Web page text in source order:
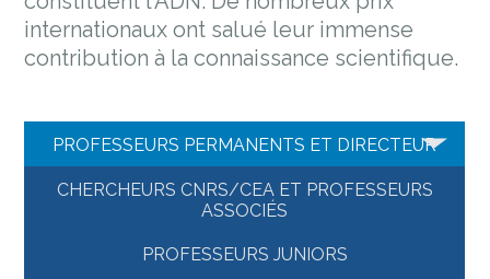
internationaux ont salué leur immense
contribution à la connaissance scientifique.
PROFESSEURS PERMANENTS ET DIRECTEUR
CHERCHEURS CNRS/CEA ET PROFESSEURS
ASSOCIÉS
PROFESSEURS JUNIORS